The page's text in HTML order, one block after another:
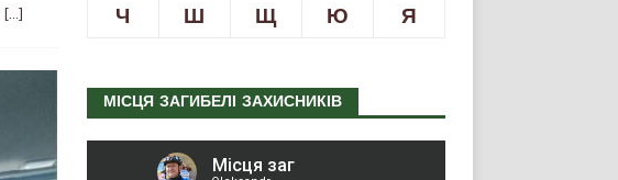
[…]
Ч
Ш Щ Ю Я
МІСЦЯ ЗАГИБЕЛІ ЗАХИСНИКІВ